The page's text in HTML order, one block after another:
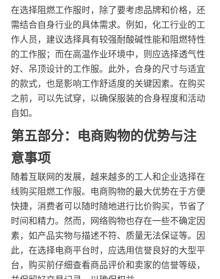
在选择阻燃工作服时，除了要考虑品牌和价格，还
需结合自身行业的具体需求。例如，化工行业的工
作人员，建议选择具有较强耐酸碱性能和阻燃特性
的工作服；而在高温作业环境中，则应选择透气性
好、吊顶设计的工作服。此外，合身的尺寸与适宜
的款式，也是影响工作舒适度的关键因素。在购买
之前，可以先试穿，以确保服装的合身程度和活动
自如。
第五部分：电商购物的优势与注
意事项
随着互联网的发展，越来越多的工人和企业选择在
线购买阻燃工作服。电商购物的最大优势在于方便
快捷，消费者可以随时随地进行比价购买，节省了
时间和精力。然而，网络购物也存在一些不确定因
素，如产品实物与描述不符、质量无法保证等。因
此，在选择电商平台时，应选用信誉良好的大型平
台，购买前仔细查看商品评价和卖家的信誉等级，